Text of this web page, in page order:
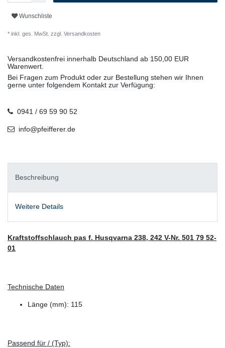
Wunschliste
* inkl. ges. MwSt. zzgl. Versandkosten
Versandkostenfrei innerhalb Deutschland ab 150,00 EUR
Warenwert.
Bei Fragen zum Produkt oder zur Bestellung stehen wir Ihnen
gerne unter folgendem Kontakt zur Verfügung:
0941 / 69 59 90 52
info@pfeifferer.de
Beschreibung
Weitere Details
Kraftstoffschlauch pas f. Husqvarna 238, 242 V-Nr. 501 79 52-
01
Technische Daten
Länge (mm): 115
Passend für / (Typ):